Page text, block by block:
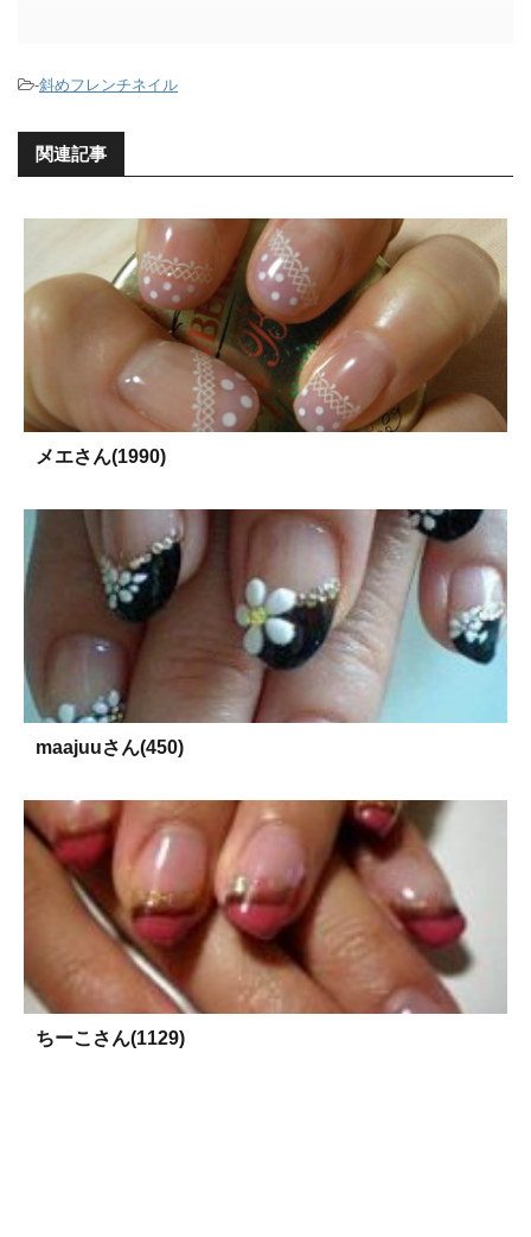
-斜めフレンチネイル
関連記事
メエさん(1990)
maajuuさん(450)
ちーこさん(1129)